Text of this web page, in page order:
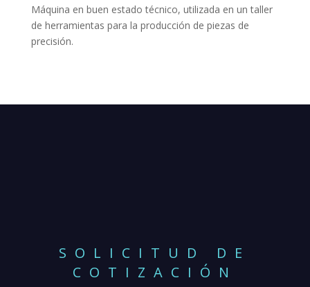
Máquina en buen estado técnico, utilizada en un taller
de herramientas para la producción de piezas de
precisión.
SOLICITUD DE
COTIZACIÓN